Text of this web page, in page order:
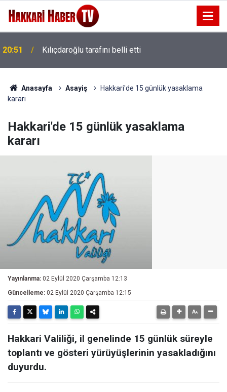
20:51 Kılıçdaroğlu tarafını belli etti
Anasayfa Asayiş
Hakkari'de 15 günlük yasaklama
kararı
Hakkari'de 15 günlük yasaklama
kararı
Yayınlanma: 02 Eylül 2020 Çarşamba 12:13
Güncelleme: 02 Eylül 2020 Çarşamba 12:15
Hakkari Valiliği, il genelinde 15 günlük süreyle
toplantı ve gösteri yürüyüşlerinin yasakladığını
duyurdu.